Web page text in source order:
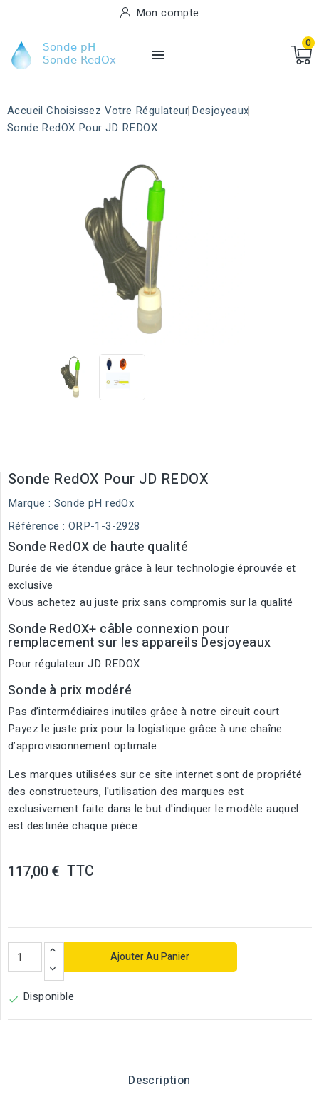
Mon compte

0
Accueil Choisissez Votre Régulateur Desjoyeaux
Sonde RedOX Pour JD REDOX
Sonde RedOX Pour JD REDOX
Marque : Sonde pH redOx
Référence : ORP-1-3-2928
Sonde RedOX de haute qualité
Durée de vie étendue grâce à leur technologie éprouvée et
exclusive
Vous achetez au juste prix sans compromis sur la qualité
Sonde RedOX+ câble connexion pour
remplacement sur les appareils Desjoyeaux
Pour régulateur JD REDOX
Sonde à prix modéré
Pas d’intermédiaires inutiles grâce à notre circuit court
Payez le juste prix pour la logistique grâce à une chaîne
d’approvisionnement optimale
Les marques utilisées sur ce site internet sont de propriété
des constructeurs, l'utilisation des marques est
exclusivement faite dans le but d'indiquer le modèle auquel
est destinée chaque pièce
117,00 € TTC
Ajouter Au Panier
 Disponible
Description